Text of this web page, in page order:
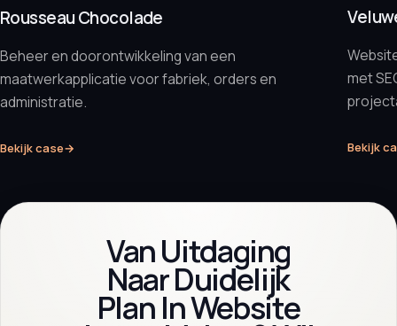
Rousseau Chocolade
Beheer en doorontwikkeling van een
maatwerkapplicatie voor fabriek, orders en
administratie.
Bekijk case→
met
Bekijk
Van Uitdaging
Naar Duidelijk
Plan In Website